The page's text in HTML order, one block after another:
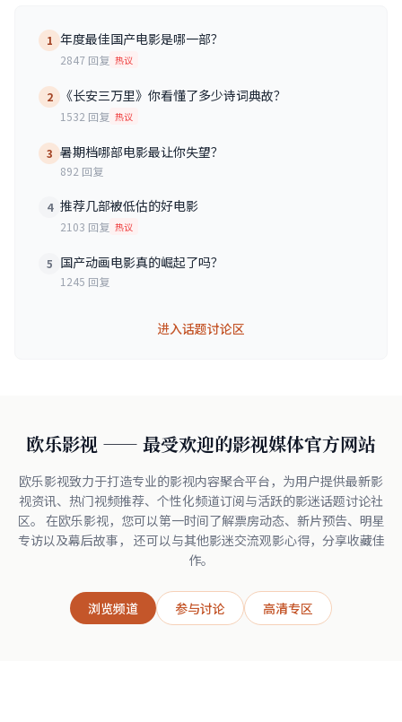
1 年度最佳国产电影是哪一部？
2847 回复 热议
2 《长安三万里》你看懂了多少诗词典故？
1532 回复 热议
3 暑期档哪部电影最让你失望？
892 回复
4 推荐几部被低估的好电影
2103 回复 热议
5 国产动画电影真的崛起了吗？
1245 回复
进入话题讨论区
欧乐影视 —— 最受欢迎的影视媒体官方网站
欧乐影视致力于打造专业的影视内容聚合平台，为用户提供最新影
视资讯、热门视频推荐、个性化频道订阅与活跃的影迷话题讨论社
区。 在欧乐影视，您可以第一时间了解票房动态、新片预告、明星
专访以及幕后故事， 还可以与其他影迷交流观影心得，分享收藏佳
作。
浏览频道 参与讨论 高清专区